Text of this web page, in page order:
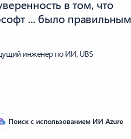
в том, что
... было правильным
инженер по ИИ, UBS
Поиск с использованием ИИ Azure